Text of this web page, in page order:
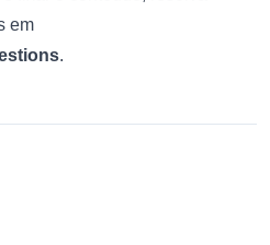
em
.